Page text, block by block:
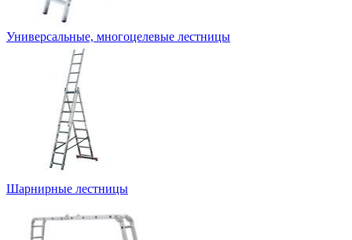
Универсальные, многоцелевые лестницы
Шарнирные лестницы